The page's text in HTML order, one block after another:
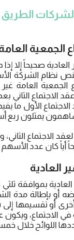
الطريق
الجمعية
العادية صحيحاً
الشركة
الجمعية العامة
الثاني
الأول ما
يمثلون
لعقد الاجتماع
أياً كان عدد
العادية
بموافقة
أو بإطالة مدة
أو تقسيمها إلى
في الاجتماع،
اللوائح